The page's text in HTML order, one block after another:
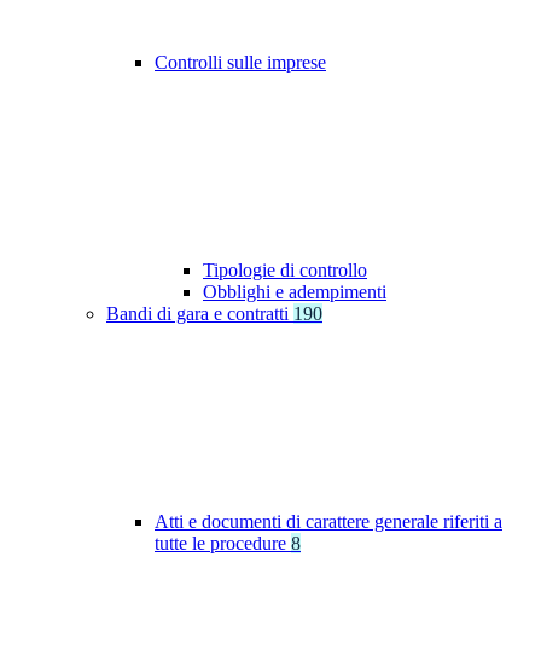
Controlli sulle imprese
Tipologie di controllo
Obblighi e adempimenti
Bandi di gara e contratti 190
Atti e documenti di carattere generale riferiti a
tutte le procedure 8